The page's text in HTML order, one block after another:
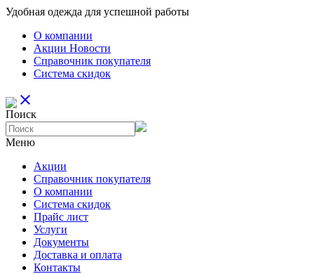
Удобная одежда для успешной работы
О компании
Aкции Новости
Справочник покупателя
Система скидок
close
Поиск
Меню
Aкции
Справочник покупателя
О компании
Система скидок
Прайс лист
Услуги
Документы
Доставка и оплата
Контакты